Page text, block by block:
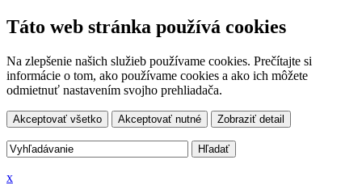
Táto web stránka používá cookies
Na zlepšenie našich služieb používame cookies. Prečítajte si
informácie o tom, ako používame cookies a ako ich môžete
odmietnuť nastavením svojho prehliadača.
Akceptovať všetko Akceptovať nutné Zobraziť detail
x